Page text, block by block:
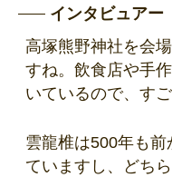
インタビュアー
高塚熊野神社を会
すね。飲食店や手
いているので、す
雲龍椎は500年も
ていますし、どち